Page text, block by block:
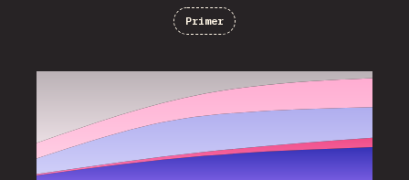
Primer